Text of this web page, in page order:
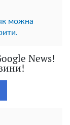
можна
News!